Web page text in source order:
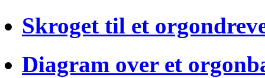
Skroget til et
Diagram over et